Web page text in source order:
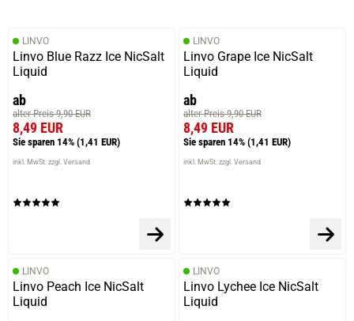
LINVO
Linvo Blue Razz Ice NicSalt
Liquid
ab
alter Preis 9,90 EUR
8,49 EUR
Sie sparen 14% (1,41 EUR)
inkl. MwSt. zzgl. Versand
LINVO
Linvo Grape Ice NicSalt
Liquid
ab
alter Preis 9,90 EUR
8,49 EUR
Sie sparen 14% (1,41 EUR)
inkl. MwSt. zzgl. Versand
LINVO
Linvo Peach Ice NicSalt
Liquid
LINVO
Linvo Lychee Ice NicSalt
Liquid